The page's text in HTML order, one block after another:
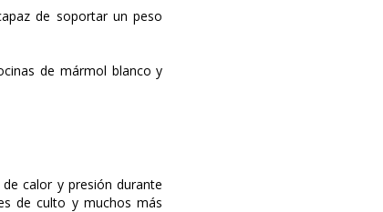
de soportar un peso
de mármol blanco y
calor y presión durante
de culto y muchos más